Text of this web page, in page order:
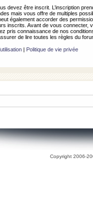
devez être inscrit. L’inscription
mais vous offre de multiples
également accorder des
inscrits. Avant de vous connecter,
pris connaissance de nos
de lire toutes les règles du
| Politique de vie privée
Copyright 2006-